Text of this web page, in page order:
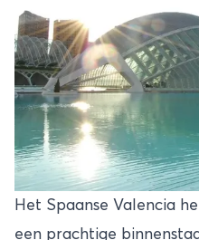
Het Spaanse Valencia
een prachtige